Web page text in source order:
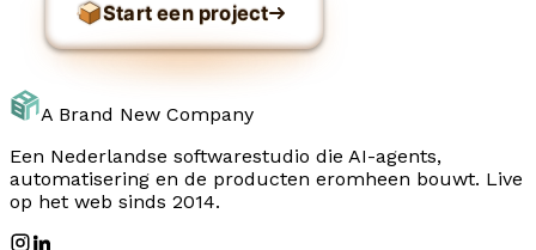
Start een project
A Brand New Company
Een Nederlandse softwarestudio die AI-agents,
automatisering en de producten eromheen bouwt. Live
op het web sinds 2014.